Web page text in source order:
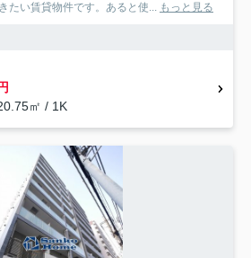
たい賃貸物件です。あると使... もっと見る
㎡ / 1K